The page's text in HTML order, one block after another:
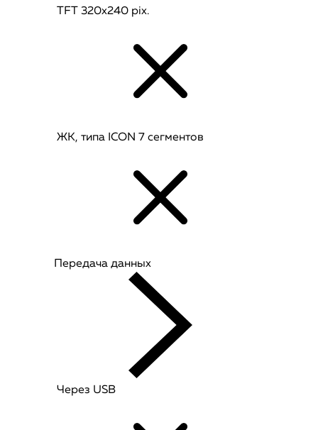
TFT 320x240 pix.
ЖК, типа ICON 7 сегментов
Передача данных
Через USB